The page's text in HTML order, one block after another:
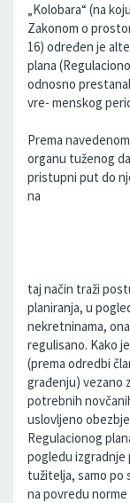
„Kolobara“ (na
Zakonom o
16) određen je
plana
odnosno
vre- menskog
Prema
organu tuženog
pristupni put do
na
taj način traži
planiranja, u
nekretninama,
regulisano. Kako
(prema odredbi
građenju) vezano
potrebnih
uslovljeno
Regulacionog
pogledu
tužitelja, samo po
na povredu